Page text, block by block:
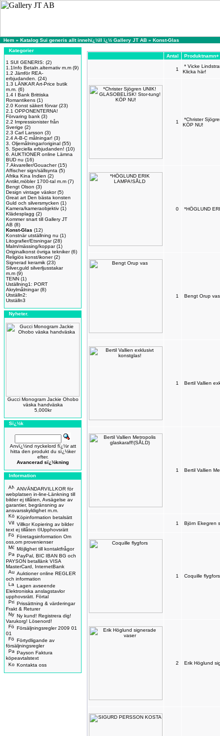
Hem » Katalog Sui generis allt innehï¿½ll ï¿½ Gallery JT AB » Konst-Glas
Kategorier
1 SUI GENERIS: (2)
1.1Info Betaln.alternativ m.m (9)
1.2 Jämför REA-
erbjudanden.
(24)
1.3 LÄNKAR Art-Price butik
m.m. (6)
1.4 I Bank Brittiska
Romantikens (1)
2.0 Konst säkert förvar(23)
2.1 OPPONENTERNA!
Förvaring bank (3)
2.2 Impressionister från
Sverige (2)
2.3 Carl Larsson (3)
2.4 A-B-C målningar! (3)
3. Oljemålningar/original (55)
5. Speciella erbjudanden! (10)
6. AUKTIONER online Lämna
BUD nu (16)
7.Akvareller/Gouacher(15)
Affischer sign/sällsynta (5)
Afrika Kina Indien (2)
Antikt,möbler 1700-tal m.m (7)
Bengt Olson (3)
Design vintage väskor(5)
Great art Den bästa konsten
Guld och silversmycken (1)
Kamera/kameraobjektiv (1)
Klädesplagg (2)
Kommer snart till Gallery JT
AB (8)
Konst-Glas (12)
Konstnär utställning nu (1)
Litografier/Etsningar(28)
Malm/mässing/koppar(1)
Originalkonst övriga tekniker(6)
Religiös konst/ikoner(2)
Signerad keramik (23)
Silver,guld silverljusstakar
m.m (9)
TENN (1)
Uställning1: PORT
Akrylmålningar(8)
Utställn2:
Utställn3
Nyheter.
Gucci Monogram Jackie Ohobo
väska handväska
5,000kr
Sï¿½k
Anvï¿½nd nyckelord fï¿½r att
hitta den produkt du sï¿½ker
efter.
Avancerad sï¿½kning
Information
ANVÄNDARVILLKOR för
webplatsen in-line-Länkning till
bilder ej tillåten, Avsägelse av
garantier, begränsning av
ansvarsskyldighet m.m.
Köpinformation betalsätt
Villkor Kopiering av bilder
text ej tillåten ©Upphovsrätt
Företagsinformation Om
oss,om provenienser
Möjlighet till kontaktfrågor
PayPal, BIC IBAN BG och
PAYSON betallänk VISA
MasterCard, InternetBank
Auktioner online REGLER
och information
Lagen avseende
Elektroniska anslagstavlor
upphovsrätt. Förtal
Prissättning & värderingar
Frakt & Returer
Ny kund! Registrera dig!
Varukorg! Lösenord!
Försäljningsregler 2009 01
01
Förtydligande av
försäljningsregler
Payson Faktura
köpeavtalstext
Kontakta oss
Antal Produktnamn+
1
* Vicke
Klicka här!
1
*Christer
KÖP NU!
0 *HÖGLUND
1 Bengt Orup vas
1 Bertil Vallien
1 Bertil Vallien
1 Björn Ekegren
1 Coquille flygfors
2 Erik Höglund